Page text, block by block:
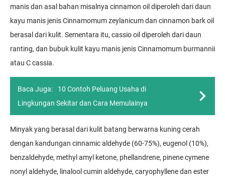
manis dan asal bahan misalnya cinnamon oil diperoleh dari daun
kayu manis jenis Cinnamomum zeylanicum dan cinnamon bark oil
berasal dari kulit. Sementara itu, cassio oil diperoleh dari daun
ranting, dan bubuk kulit kayu manis jenis Cinnamomum burmannii
atau C cassia.
Baca Juga:
10 Contoh Peluang Usaha di
Lingkungan Sekitar dan Cara Memulainya
Minyak yang berasal dari kulit batang berwarna kuning cerah
dengan kandungan cinnamic aldehyde (60-75%), eugenol (10%),
benzaldehyde, methyl amyl ketone, phellandrene, pinene cymene
nonyl aldehyde, linalool cumin aldehyde, caryophyllene dan ester